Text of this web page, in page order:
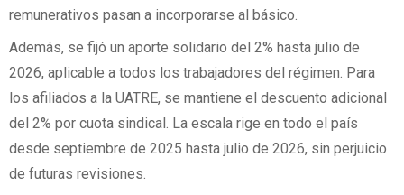
remunerativos pasan a incorporarse al básico.
Además, se fijó un aporte solidario del 2% hasta julio de
2026, aplicable a todos los trabajadores del régimen. Para
los afiliados a la UATRE, se mantiene el descuento adicional
del 2% por cuota sindical. La escala rige en todo el país
desde septiembre de 2025 hasta julio de 2026, sin perjuicio
de futuras revisiones.